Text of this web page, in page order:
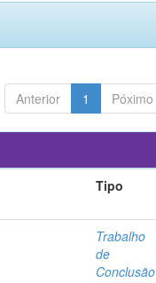
Anterior 1 Póximo
Tipo
Trabalho
de
Conclusão